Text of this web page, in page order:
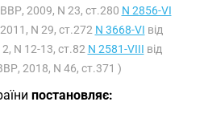
2009, N 23, ст.280 N 2856-VI
N 29, ст.272 N 3668-VI від
N 12-13, ст.82 N 2581-VIII від
2018, N 46, ст.371 )
постановляє: